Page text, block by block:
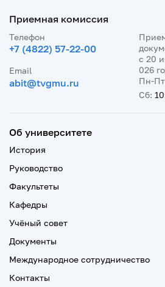
Приемная комиссия
Телефон
+7 (4822) 57-22-00
Email
abit@tvgmu.ru
с 20
026
Пн-
Сб:
Об университете
История
Руководство
Факультеты
Кафедры
Учёный совет
Документы
Международное сотрудничество
Контакты